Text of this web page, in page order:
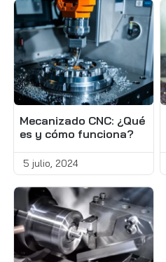
Mecanizado CNC: ¿Qué
es y cómo funciona?
5 julio, 2024